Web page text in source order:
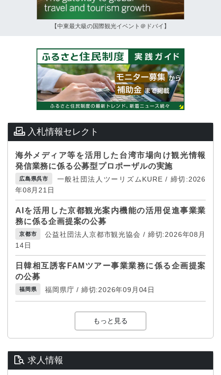
【中東最大級の国際観光イベント＠ドバイ】
入札情報セレクト
海外メディア等を活用した台湾市場向け観光情報
発信業務に係る公募型プロポーザルの実施
広島県呉市
一般社団法人ツーリズムKURE / 締切:2026
年08月21日
AIを活用した京都観光案内機能の活用促進事業業
務に係る企画提案の公募
京都市
公益社団法人京都市観光協会 / 締切:2026年08月
14日
日韓相互誘客FAMツアー事業業務に係る企画提案
の公募
福岡県 福岡県庁 / 締切:2026年09月04日
もっと見る
求人情報